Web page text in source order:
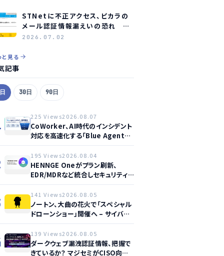
STNetに不正アクセス、ピカラの
メール認証情報漏えいの恐れ 全
利用者にパスワード変更を要請
2026.07.02
と見る
記事
30日 90日
225 Views2026.08.07
CoWorker、AI時代のインシデント
対応を高速化する「Blue Agent
CoWork」を提供開始
195 Views2026.08.04
HENNGE Oneがプラン刷新、
EDR/MDRなど統合しセキュリティ
強化へ
141 Views2026.08.05
ノートン、大曲の花火で「スペシャル
ドローンショー」開催へ – サイバー
セーフティ啓発
139 Views2026.08.05
ダークウェブ漏洩認証情報、把握で
きているか？ マジセミがCISO向け